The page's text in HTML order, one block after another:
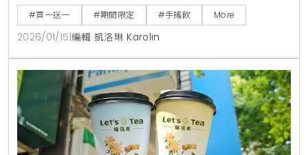
#買一送一 #期間限定 #手搖飲 More
2026/01/15 編輯 凱洛琳 Karolin